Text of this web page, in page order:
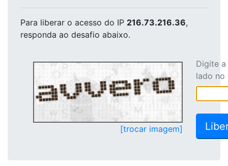
Para liberar o acesso do IP 216.73.216.36,
responda ao desafio abaixo.
[trocar imagem]
Digite
lado no